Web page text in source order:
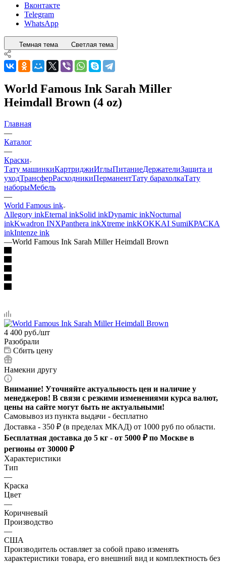
Вконтакте
Telegram
WhatsApp
Темная тема Светлая тема
World Famous Ink Sarah Miller
Heimdall Brown (4 oz)
Главная
—
Каталог
—
Краски
Тату машинкиКартриджиИглыПитаниеДержателиЗащита и
уходТрансферРасходникиПерманентТату барахолкаТату
наборыМебель
—
World Famous ink
Allegory inkEternal inkSolid inkDynamic inkNocturnal
inkKwadron INXPanthera inkXtreme inkKOKKAI SumiКРАСКА
inkIntenze ink
—World Famous Ink Sarah Miller Heimdall Brown
4 400 руб./шт
Разобрали
Сбить цену
Намекни другу
Внимание! Уточняйте актуальность цен и наличие у
менеджеров! В связи с резкими изменениями курса валют,
цены на сайте могут быть не актуальными!
Самовывоз из пункта выдачи - бесплатно
Доставка - 350 ₽ (в пределах МКАД) от 1000 руб по области.
Бесплатная доставка до 5 кг - от 5000 ₽ по Москве в
регионы от 30000 ₽
Характеристики
Тип
—
Краска
Цвет
—
Коричневый
Производство
—
США
Производитель оставляет за собой право изменять
характеристики товара, его внешний вид и комплектность без